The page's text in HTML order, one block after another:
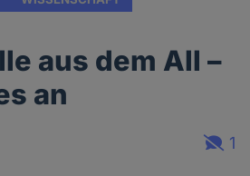
aus dem All –
an
1